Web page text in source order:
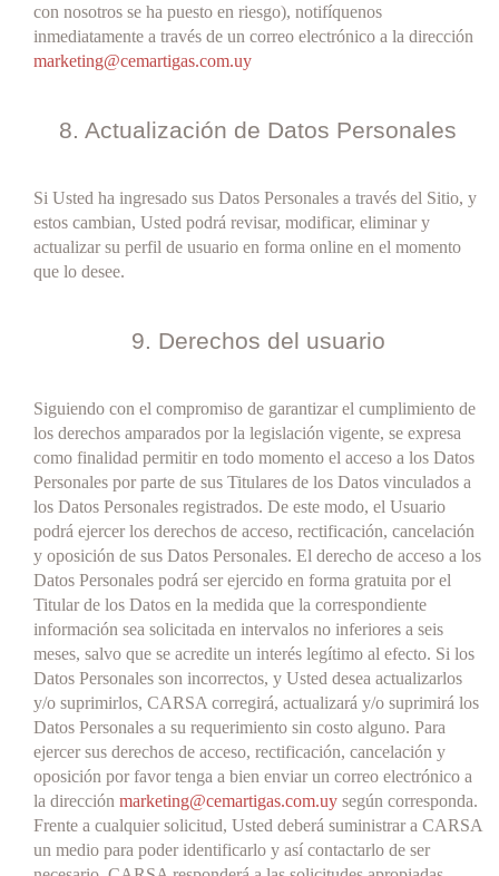
con nosotros se ha puesto en riesgo), notifíquenos
inmediatamente a través de un correo electrónico a la dirección
marketing@cemartigas.com.uy
8. Actualización de Datos Personales
Si Usted ha ingresado sus Datos Personales a través del Sitio, y
estos cambian, Usted podrá revisar, modificar, eliminar y
actualizar su perfil de usuario en forma online en el momento
que lo desee.
9. Derechos del usuario
Siguiendo con el compromiso de garantizar el cumplimiento de
los derechos amparados por la legislación vigente, se expresa
como finalidad permitir en todo momento el acceso a los Datos
Personales por parte de sus Titulares de los Datos vinculados a
los Datos Personales registrados. De este modo, el Usuario
podrá ejercer los derechos de acceso, rectificación, cancelación
y oposición de sus Datos Personales. El derecho de acceso a los
Datos Personales podrá ser ejercido en forma gratuita por el
Titular de los Datos en la medida que la correspondiente
información sea solicitada en intervalos no inferiores a seis
meses, salvo que se acredite un interés legítimo al efecto. Si los
Datos Personales son incorrectos, y Usted desea actualizarlos
y/o suprimirlos, CARSA corregirá, actualizará y/o suprimirá los
Datos Personales a su requerimiento sin costo alguno. Para
ejercer sus derechos de acceso, rectificación, cancelación y
oposición por favor tenga a bien enviar un correo electrónico a
la dirección marketing@cemartigas.com.uy según corresponda.
Frente a cualquier solicitud, Usted deberá suministrar a CARSA
un medio para poder identificarlo y así contactarlo de ser